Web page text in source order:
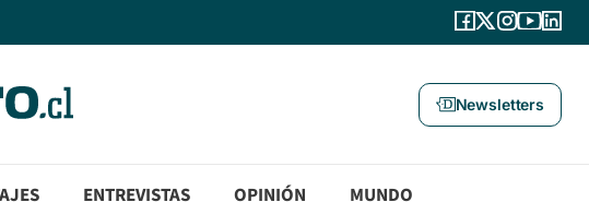
Newsletters
ENTREVISTAS OPINIÓN MUNDO